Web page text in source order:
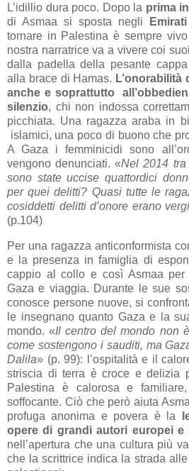
L’idillio dura poco. Dopo la prima
di Asmaa si sposta negli
tornare in Palestina è sempre
nostra narratrice va a vivere coi
dalla padella della pesante
alla brace di Hamas. L’onorabilità
anche e soprattutto
silenzio, chi non indossa
picchiata. Una ragazza araba in
islamici, una poco di buono che
A Gaza i femminicidi sono
vengono denunciati. «Nel 2014
sono state uccise quattordici
per quei delitti? Quasi tutte le
cosiddetti delitti d’onore erano
(p.104)
Per una ragazza anticonformista
e la presenza in famiglia di
cappio al collo e così Asmaa per
Gaza e viaggia. Durante le sue
conosce persone nuove, si
le insegnano quanto Gaza e la
mondo. «Il centro del mondo non
come sostengono i sauditi, ma
Dalila» (p. 99): l’ospitalità e il
striscia di terra è croce e delizia
Palestina è calorosa e
soffocante. Ciò che però aiuta
profuga anonima e povera è la
opere di grandi autori europei e
nell’apertura che una cultura più
che la scrittrice indica la strada